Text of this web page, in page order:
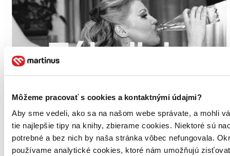
Môžeme pracovať s cookies a kontaktnými údajmi?
Aby sme vedeli, ako sa na našom webe správate, a mohli
tie najlepšie tipy na knihy, zbierame cookies. Niektoré sú
potrebné a bez nich by naša stránka vôbec nefungovala.
používame analytické cookies, ktoré nám umožňujú